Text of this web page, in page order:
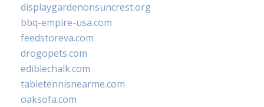
displaygardenonsuncrest.org
bbq-empire-usa.com
feedstoreva.com
drogopets.com
ediblechalk.com
tabletennisnearme.com
oaksofa.com